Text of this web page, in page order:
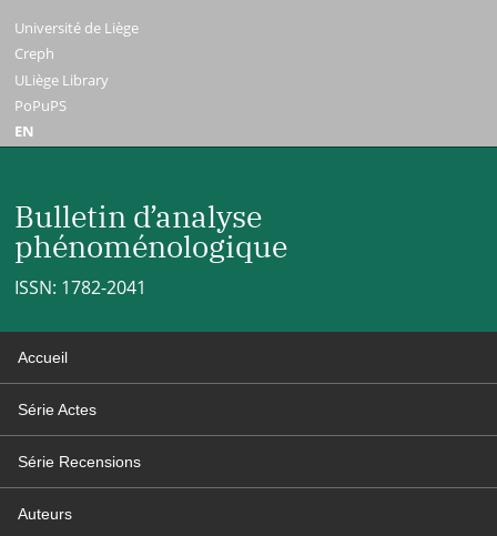
Université de Liège
Creph
ULiège Library
PoPuPS
EN
Bulletin d’analyse
phénoménologique
ISSN: 1782-2041
Accueil
Série Actes
Série Recensions
Auteurs